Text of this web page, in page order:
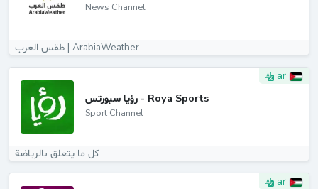
News Channel
طقس العرب | ArabiaWeather
ar
رؤيا سبورتس - Roya Sports
Sport Channel
كل ما يتعلق بالرياضة
ar